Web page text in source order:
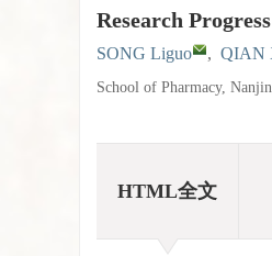
Research
SONG Liguo , QIAN
School of Pharmacy,
HTML全文